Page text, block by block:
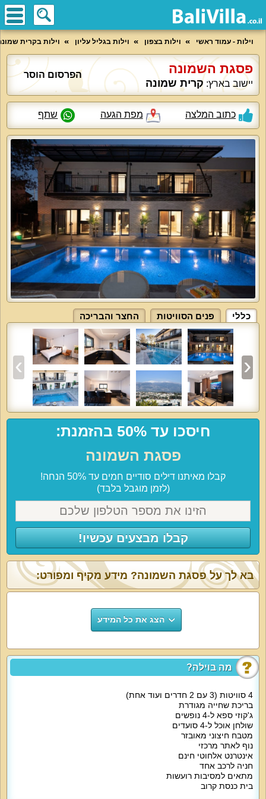
וילות - עמוד ראשי וילות בצפון וילות בגליל עליון וילות בקרית
פסגת השמונה
יישוב בארץ: קרית שמונה
הפרסום הוסר
כתוב המלצה מפת הגעה שתף
כללי פנים הסוויטות החצר והבריכה
חיסכו עד 50% בהזמנת:
פסגת השמונה
קבלו מאיתנו דילים סודיים חמים עד 50% הנחה!
(לזמן מוגבל בלבד)
קבלו מבצעים עכשיו!
מה בוילה?
4 סוויטות (3 עם 2 חדרים ועוד אחת)
בריכת שחייה מגודרת
ג'קוזי ספא ל-4 נופשים
שולחן אוכל ל-4 סועדים
מטבח חיצוני מאובזר
נוף לאתר מרכזי
אינטרנט אלחוטי חינם
חניה לרכב אחד
מתאים למסיבות רועשות
בית כנסת קרוב
בא לך על פסגת השמונה? מידע מקיף ומפורט:
הצג את כל המידע